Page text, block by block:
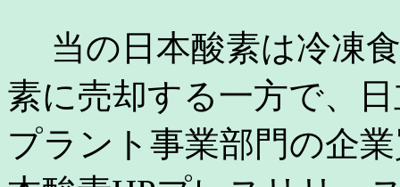
当の日本酸素は冷凍
素に売却する一方で、
プラント事業部門の企